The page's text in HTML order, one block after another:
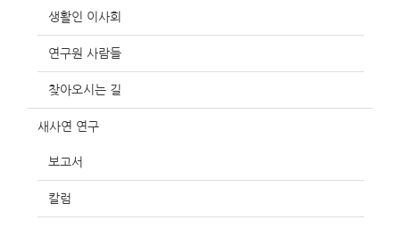
생활인 이사회
연구원 사람들
찾아오시는 길
새사연 연구
보고서
칼럼